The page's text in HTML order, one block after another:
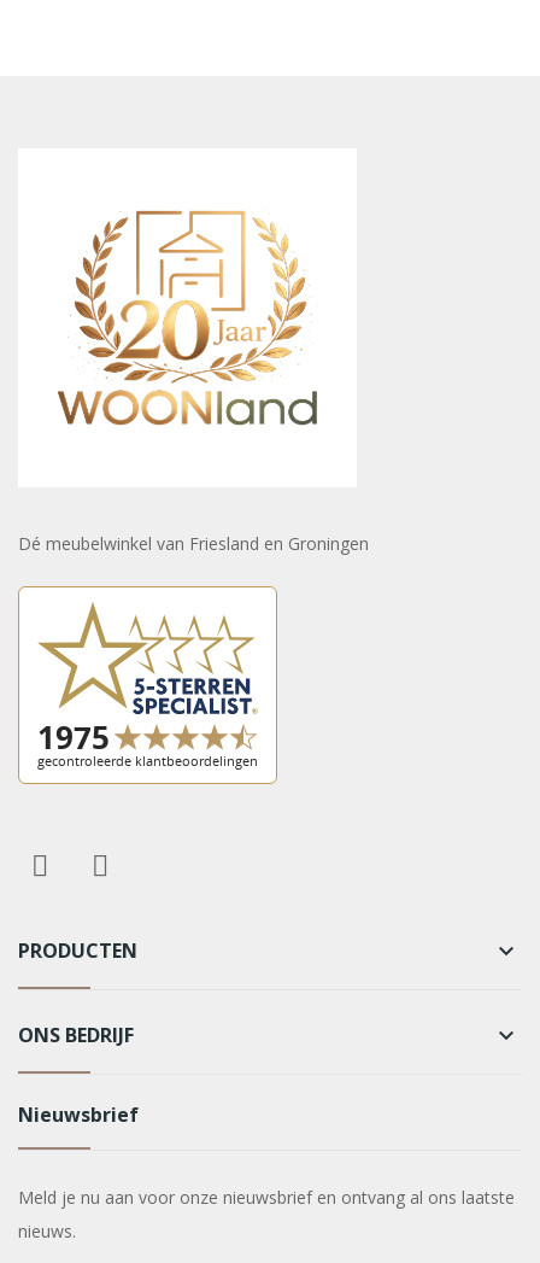
Dé meubelwinkel van Friesland en Groningen
PRODUCTEN keyboard_arrow_down
ONS BEDRIJF keyboard_arrow_down
Nieuwsbrief
Meld je nu aan voor onze nieuwsbrief en ontvang al ons laatste
nieuws.